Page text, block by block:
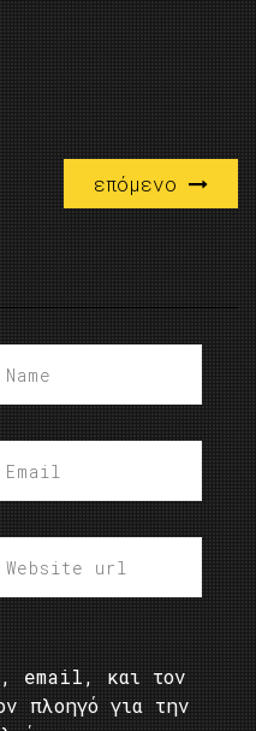
επόμενο
email, και τον
πλοηγό για την